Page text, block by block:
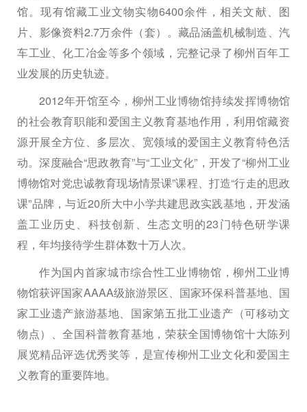
馆。现有馆藏工业文物实物6400余件，相关文献、图
片、影像资料2.7万余件（套）。藏品涵盖机械制造、汽
车工业、化工冶金等多个领域，完整记录了柳州百年工
业发展的历史轨迹。
2012年开馆至今，柳州工业博物馆持续发挥博物馆
的社会教育职能和爱国主义教育基地作用，利用馆藏资
源开展全方位、多层次、宽领域的爱国主义教育特色活
动。深度融合“思政教育”与“工业文化”，开发了“柳州工业
博物馆对党忠诚教育现场情景课”课程、打造“行走的思政
课”品牌，与近20所大中小学共建思政实践基地，开发涵
盖工业历史、科技创新、生态文明的23门特色研学课
程，年均接待学生群体数十万人次。
作为国内首家城市综合性工业博物馆，柳州工业博
物馆获评国家AAAA级旅游景区、国家环保科普基地、国
家工业遗产旅游基地、国家第五批工业遗产（可移动文
物点）、全国科普教育基地，荣获全国博物馆十大陈列
展览精品评选优秀奖等，是宣传柳州工业文化和爱国主
义教育的重要阵地。